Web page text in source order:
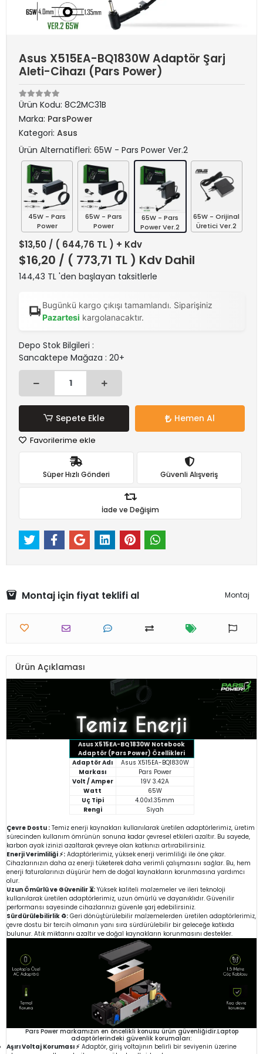
Asus X515EA-BQ1830W Adaptör Şarj
Aleti-Cihazı (Pars Power)
Ürün Kodu: 8C2MC31B
Marka: ParsPower
Kategori: Asus
Ürün Alternatifleri: 65W - Pars Power Ver.2
45W - Pars
Power
65W - Pars
Power
65W - Pars
Power Ver.2
65W - Orijinal
Üretici Ver.2
$13,50 / ( 644,76 TL ) + Kdv
$16,20 / ( 773,71 TL ) Kdv Dahil
144,43 TL 'den başlayan taksitlerle
Bugünkü kargo çıkışı tamamlandı. Siparişiniz
Pazartesi kargolanacaktır.
Depo Stok Bilgileri :
Sancaktepe Mağaza : 20+
Sepete Ekle Hemen Al
Favorilerime ekle
Süper Hızlı Gönderi Güvenli Alışveriş
İade ve Değişim
Montaj için fiyat teklifi al Montaj
Ürün Açıklaması
Asus X515EA-BQ1830W Notebook
Adaptör (Pars Power) Özellikleri
Adaptör Adı
Asus X515EA-BQ1830W
Markası
Pars Power
Volt / Amper
19V 3.42A
Watt
65W
Uç Tipi
4.00x1.35mm
Rengi
Siyah
Çevre Dostu : Temiz enerji kaynakları kullanılarak üretilen adaptörlerimiz, üretim
sürecinden kullanım ömrünün sonuna kadar çevresel etkileri azaltır. Bu sayede,
karbon ayak izinizi azaltarak çevreye olan katkınızı artırabilirsiniz.
Enerji Verimliliği ⚡: Adaptörlerimiz, yüksek enerji verimliliği ile öne çıkar.
Cihazlarınızın daha az enerji tüketerek daha verimli çalışmasını sağlar. Bu, hem
enerji faturalarınızı düşürür hem de doğal kaynakların korunmasına yardımcı
olur.
Uzun Ömürlü ve Güvenilir ⏳: Yüksek kaliteli malzemeler ve ileri teknoloji
kullanılarak üretilen adaptörlerimiz, uzun ömürlü ve dayanıklıdır. Güvenilir
performansı sayesinde cihazlarınızı güvenle şarj edebilirsiniz.
Sürdürülebilirlik ♻️: Geri dönüştürülebilir malzemelerden üretilen adaptörlerimiz,
çevre dostu bir tercih olmanın yanı sıra sürdürülebilir bir geleceğe katkıda
bulunur. Atık miktarını azaltır ve doğal kaynakların korunmasını destekler.
Pars Power markamızın en öncelikli konusu ürün güvenliğidir.Laptop
adaptörlerindeki güvenlik korumaları:
Aşırı Voltaj Koruması ⚡ Adaptör, giriş voltajının belirli bir seviyenin üzerine